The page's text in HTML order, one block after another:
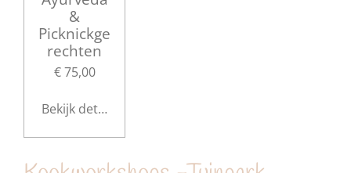
&
Picknickge
rechten
€ 75,00
Bekijk details